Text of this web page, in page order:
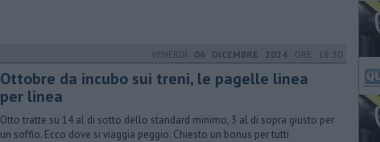
VENERDÌ 06 DICEMBRE 2024 ORE 18:30
Ottobre da incubo sui treni, le pagelle linea
per linea
Otto tratte su 14 al di sotto dello standard minimo, 3 al di sopra giusto per
un soffio. Ecco dove si viaggia peggio. Chiesto un bonus per tutti